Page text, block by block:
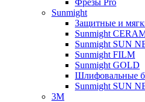
Фрезы Pro
Sunmight
Защитные и
Sunmight
Sunmight SUN
Sunmight FILM
Sunmight GOLD
Шлифовальные
Sunmight SUN
3M